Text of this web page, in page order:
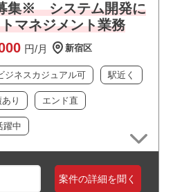
集※ システム開発に
マネジメント業務
円/月 新宿区
ジネスカジュアル可 駅近く
り エンド直
躍中
案件の詳細を聞く
～ビジネスレベル)
す！
ます！